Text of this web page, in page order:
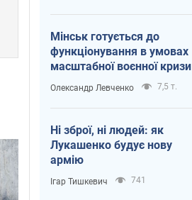
Мінськ готується до
функціонування в умовах
масштабної воєнної кризи
Олександр Левченко 7,5 т.
Ні зброї, ні людей: як
Лукашенко будує нову
армію
Ігар Тишкевич 741